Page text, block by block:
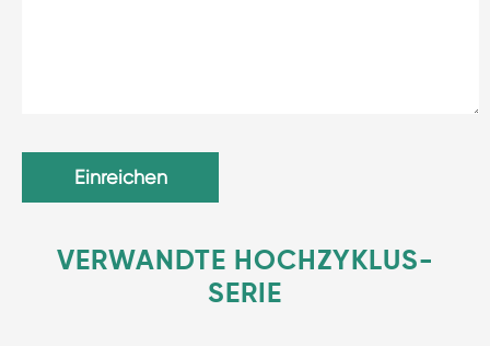
Einreichen
VERWANDTE HOCHZYKLUS-
SERIE